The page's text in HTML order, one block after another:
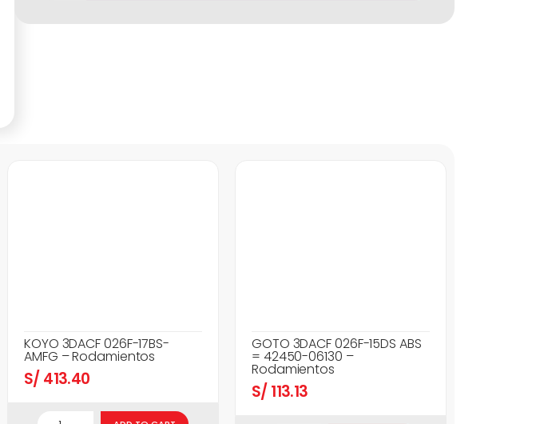
KOYO 3DACF 026F-17BS-
AMFG – Rodamientos
S/ 413.40
GOTO 3DACF 026F-15DS ABS
= 42450-06130 –
Rodamientos
S/ 113.13